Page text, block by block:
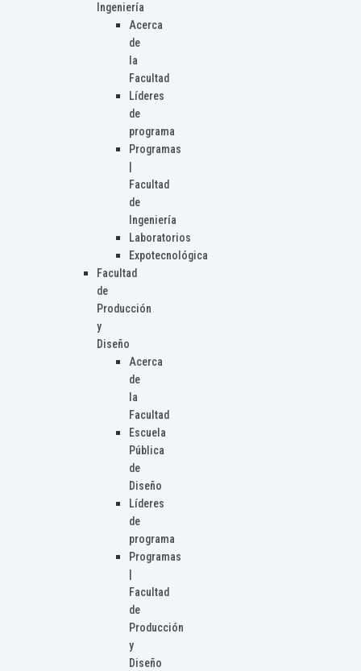
Ingeniería
Acerca
de
la
Facultad
Líderes
de
programa
Programas
Facultad
de
Ingeniería
Laboratorios
Expotecnológica
Facultad
de
Producción
y
Diseño
Acerca
de
la
Facultad
Escuela
Pública
de
Diseño
Líderes
de
programa
Programas
Facultad
de
Producción
y
Diseño